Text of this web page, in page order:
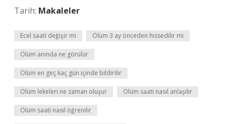
Tarih: Makaleler
Ecel saati değişir mi Ölüm 3 ay önceden hissedilir mi
Ölüm anında ne görülür
Ölüm en geç kaç gün içinde bildirilir
Ölüm lekeleri ne zaman oluşur Ölüm saati nasıl anlaşılır
Ölüm saati nasıl öğrenilir